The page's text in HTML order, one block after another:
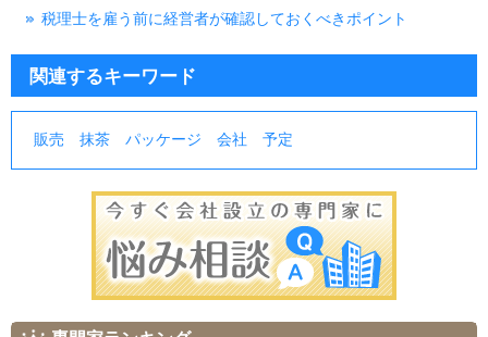
税理士を雇う前に経営者が確認しておくべきポイント
関連するキーワード
販売 抹茶 パッケージ 会社 予定